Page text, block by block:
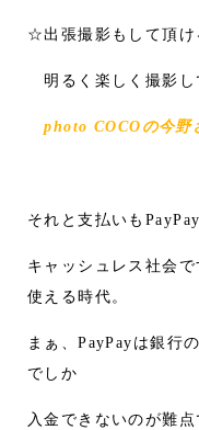
☆出張撮影もして頂け
明るく楽しく撮影し
photo COCOの今野
それと支払いも
キャッシュレス社会
使える時代。
まぁ、PayPayは銀行
でしか
入金できないのが難点